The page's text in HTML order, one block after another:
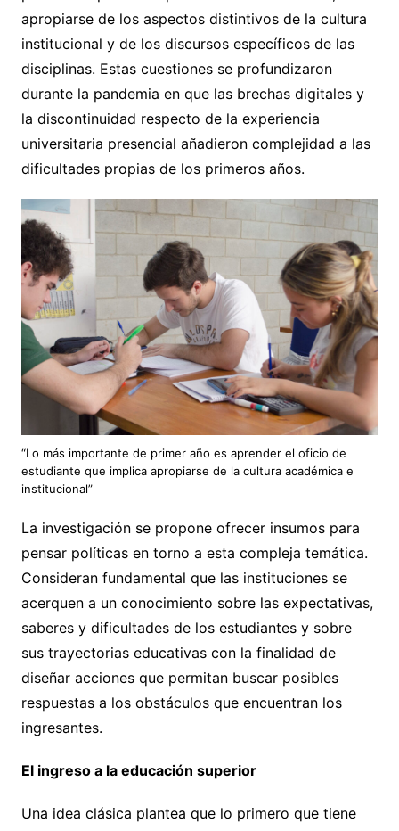
apropiarse de los aspectos distintivos de la cultura
institucional y de los discursos específicos de las
disciplinas. Estas cuestiones se profundizaron
durante la pandemia en que las brechas digitales y
la discontinuidad respecto de la experiencia
universitaria presencial añadieron complejidad a las
dificultades propias de los primeros años.
“Lo más importante de primer año es aprender el oficio de
estudiante que implica apropiarse de la cultura académica e
institucional”
La investigación se propone ofrecer insumos para
pensar políticas en torno a esta compleja temática.
Consideran fundamental que las instituciones se
acerquen a un conocimiento sobre las expectativas,
saberes y dificultades de los estudiantes y sobre
sus trayectorias educativas con la finalidad de
diseñar acciones que permitan buscar posibles
respuestas a los obstáculos que encuentran los
ingresantes.
El ingreso a la educación superior
Una idea clásica plantea que lo primero que tiene